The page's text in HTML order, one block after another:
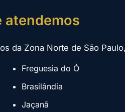
atendemos
da Zona Norte de São
Freguesia do Ó
Brasilândia
Jaçanã